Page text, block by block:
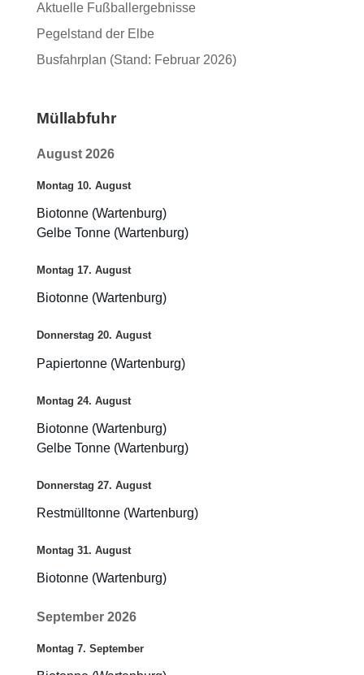
Aktuelle Fußballergebnisse
Pegelstand der Elbe
Busfahrplan (Stand: Februar 2026)
Müllabfuhr
August 2026
Montag 10. August
Biotonne (Wartenburg)
Gelbe Tonne (Wartenburg)
Montag 17. August
Biotonne (Wartenburg)
Donnerstag 20. August
Papiertonne (Wartenburg)
Montag 24. August
Biotonne (Wartenburg)
Gelbe Tonne (Wartenburg)
Donnerstag 27. August
Restmülltonne (Wartenburg)
Montag 31. August
Biotonne (Wartenburg)
September 2026
Montag 7. September